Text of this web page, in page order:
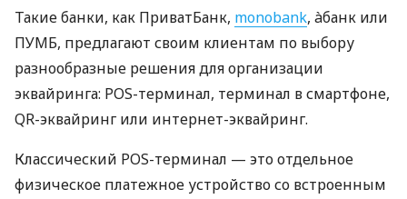
Такие банки, как ПриватБанк, monobank, àбанк или
ПУМБ, предлагают своим клиентам по выбору
разнообразные решения для организации
эквайринга: POS-терминал, терминал в смартфоне,
QR-эквайринг или интернет-эквайринг.
Классический POS-терминал — это отдельное
физическое платежное устройство со встроенным